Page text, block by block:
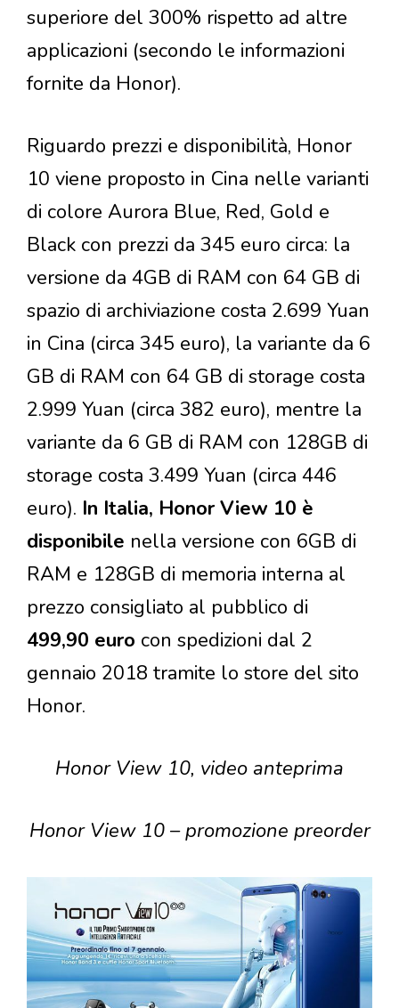
superiore del 300% rispetto ad altre
applicazioni (secondo le informazioni
fornite da Honor).
Riguardo prezzi e disponibilità, Honor
10 viene proposto in Cina nelle varianti
di colore Aurora Blue, Red, Gold e
Black con prezzi da 345 euro circa: la
versione da 4GB di RAM con 64 GB di
spazio di archiviazione costa 2.699 Yuan
in Cina (circa 345 euro), la variante da 6
GB di RAM con 64 GB di storage costa
2.999 Yuan (circa 382 euro), mentre la
variante da 6 GB di RAM con 128GB di
storage costa 3.499 Yuan (circa 446
euro). In Italia, Honor View 10 è
disponibile nella versione con 6GB di
RAM e 128GB di memoria interna al
prezzo consigliato al pubblico di
499,90 euro con spedizioni dal 2
gennaio 2018 tramite lo store del sito
Honor.
Honor View 10, video anteprima
Honor View 10 – promozione preorder